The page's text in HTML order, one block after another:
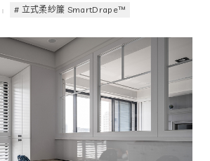
立式柔紗簾 SmartDrape™